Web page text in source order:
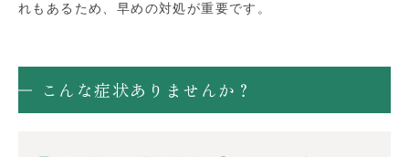
れもあるため、早めの対処が重要です。
こんな症状ありませんか？